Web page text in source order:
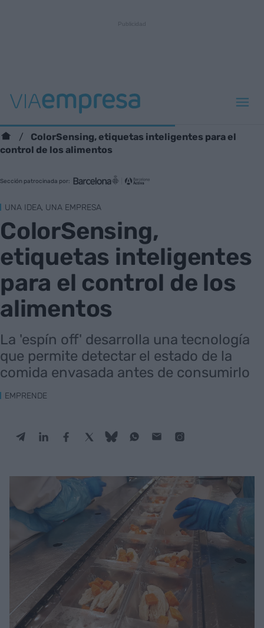
ColorSensing, etiquetas inteligentes para el
control de los alimentos
Sección patrocinada por:
UNA IDEA, UNA EMPRESA
ColorSensing,
etiquetas inteligentes
para el control de los
alimentos
La 'espín off' desarrolla una tecnología
que permite detectar el estado de la
comida envasada antes de consumirlo
EMPRENDE